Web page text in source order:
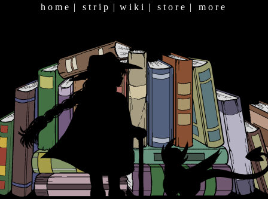
h o m e | s t r i p | w i k i | s t o r e | m o r e